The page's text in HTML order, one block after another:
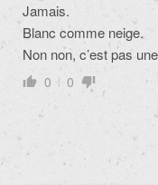
Jamais.
Blanc comme neige.
Non non, c’est pas
0 0